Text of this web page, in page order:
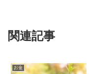
関連記事
お金